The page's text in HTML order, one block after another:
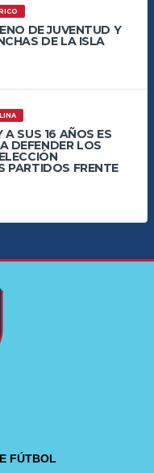
DE JUVENTUD Y
DE LA ISLA
SUS 16 AÑOS ES
DEFENDER LOS
PARTIDOS FRENTE
FÚTBOL